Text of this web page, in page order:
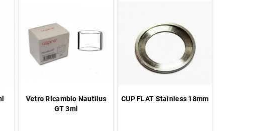
Vetro Ricambio Nautilus
GT 3ml
CUP FLAT Stainless 18mm